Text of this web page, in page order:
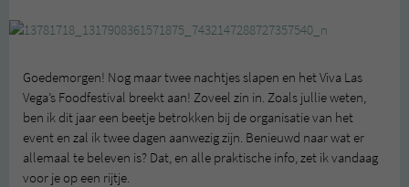
Goedemorgen! Nog maar twee nachtjes slapen en het Viva Las
Vega’s Foodfestival breekt aan! Zoveel zin in. Zoals jullie weten,
ben ik dit jaar een beetje betrokken bij de organisatie van het
event en zal ik twee dagen aanwezig zijn. Benieuwd naar wat er
allemaal te beleven is? Dat, en alle praktische info, zet ik vandaag
voor je op een rijtje.